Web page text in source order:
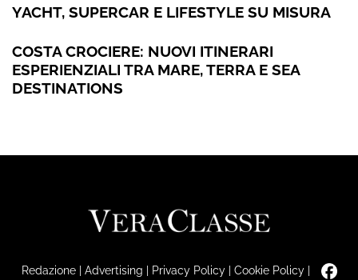
YACHT, SUPERCAR E LIFESTYLE SU MISURA
COSTA CROCIERE: NUOVI ITINERARI
ESPERIENZIALI TRA MARE, TERRA E SEA
DESTINATIONS
Redazione| Advertising | Privacy Policy| Cookie Policy|